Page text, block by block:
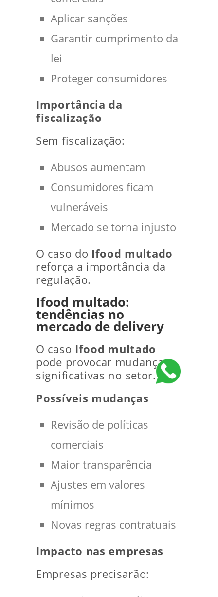
Aplicar sanções
Garantir cumprimento da
lei
Proteger consumidores
Importância da
fiscalização
Sem fiscalização:
Abusos aumentam
Consumidores ficam
vulneráveis
Mercado se torna injusto
O caso do Ifood multado
reforça a importância da
regulação.
Ifood multado:
tendências no
mercado de delivery
O caso Ifood multado
pode provocar mudanças
significativas no setor.
Possíveis mudanças
Revisão de políticas
comerciais
Maior transparência
Ajustes em valores
mínimos
Novas regras contratuais
Impacto nas empresas
Empresas precisarão: